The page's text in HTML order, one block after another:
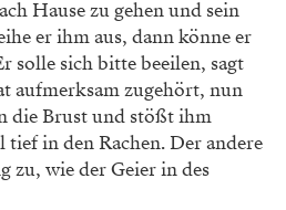
Hause zu gehen und sein
er ihm aus, dann könne er
solle sich bitte beeilen, sagt
aufmerksam zugehört, nun
die Brust und stößt ihm
tief in den Rachen. Der andere
zu, wie der Geier in des